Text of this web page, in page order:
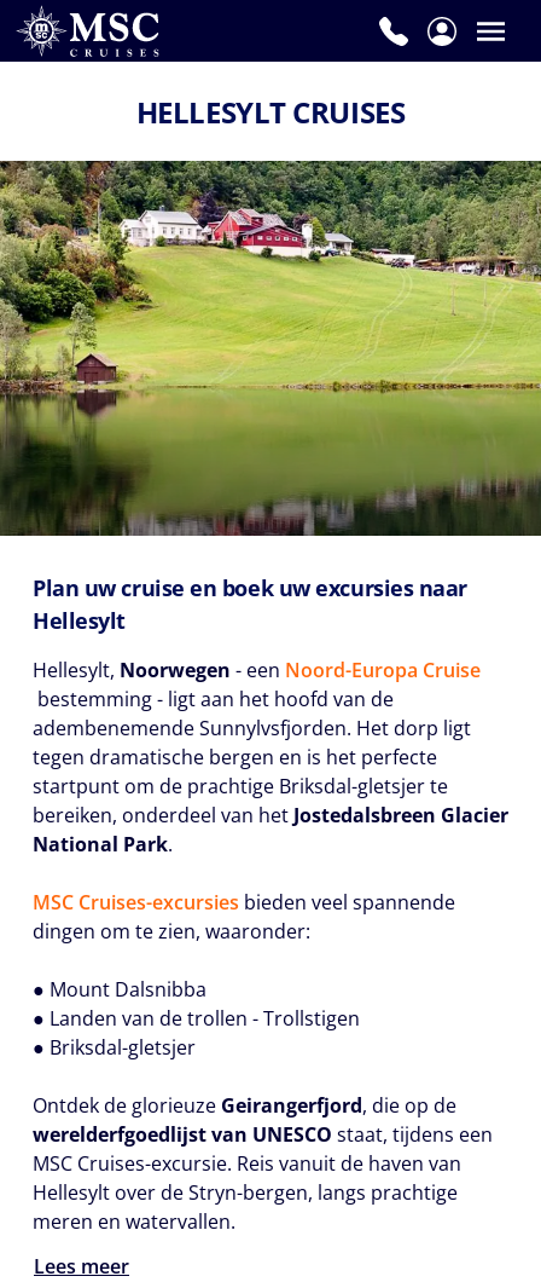
HELLESYLT CRUISES
Plan uw cruise en boek uw excursies naar
Hellesylt
Hellesylt, Noorwegen - een Noord-Europa Cruise
bestemming - ligt aan het hoofd van de
adembenemende Sunnylvsfjorden. Het dorp ligt
tegen dramatische bergen en is het perfecte
startpunt om de prachtige Briksdal-gletsjer te
bereiken, onderdeel van het Jostedalsbreen Glacier
National Park.
MSC Cruises-excursies bieden veel spannende
dingen om te zien, waaronder:
● Mount Dalsnibba
● Landen van de trollen - Trollstigen
● Briksdal-gletsjer
Ontdek de glorieuze Geirangerfjord, die op de
werelderfgoedlijst van UNESCO staat, tijdens een
MSC Cruises-excursie. Reis vanuit de haven van
Hellesylt over de Stryn-bergen, langs prachtige
meren en watervallen.
Lees meer